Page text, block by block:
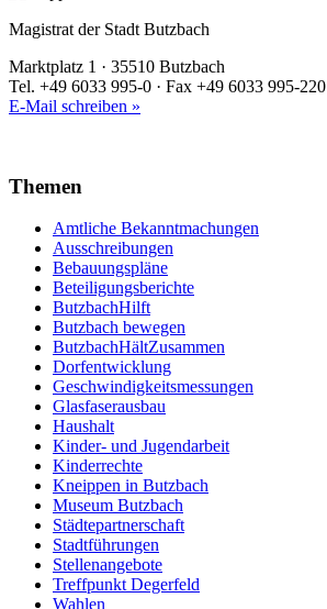
Magistrat der Stadt Butzbach
Marktplatz 1 · 35510 Butzbach
Tel. +49 6033 995-0 · Fax +49 6033 995-220
E-Mail schreiben »
Themen
Amtliche Bekanntmachungen
Ausschreibungen
Bebauungspläne
Beteiligungsberichte
ButzbachHilft
Butzbach bewegen
ButzbachHältZusammen
Dorfentwicklung
Geschwindigkeitsmessungen
Glasfaserausbau
Haushalt
Kinder- und Jugendarbeit
Kinderrechte
Kneippen in Butzbach
Museum Butzbach
Städtepartnerschaft
Stadtführungen
Stellenangebote
Treffpunkt Degerfeld
Wahlen